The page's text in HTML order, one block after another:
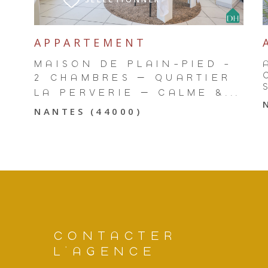
https://www.bloctel.gouv.fr
. Dans le cadre de la
saisie libre.
Ce site est protégé par reCAPTCHA, les
APPARTEMENT
MAISON DE PLAIN-PIED -
2 CHAMBRES – QUARTIER
LA PERVERIE – CALME &...
NANTES (44000)
CONTACTER
L'AGENCE